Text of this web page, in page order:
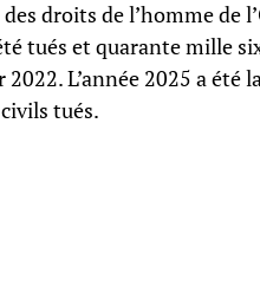
droits de l’homme de
tués et quarante mille
L’année 2025 a été
tués.